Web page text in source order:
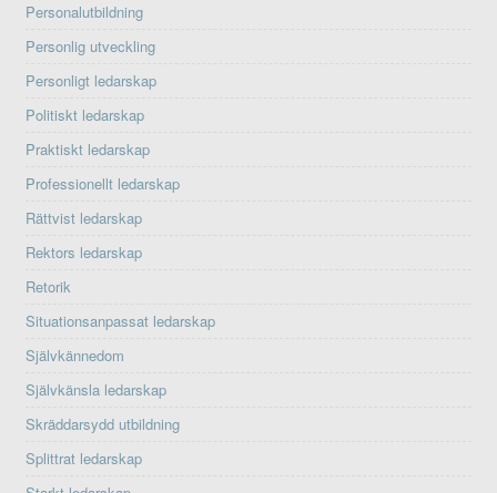
Personalutbildning
Personlig utveckling
Personligt ledarskap
Politiskt ledarskap
Praktiskt ledarskap
Professionellt ledarskap
Rättvist ledarskap
Rektors ledarskap
Retorik
Situationsanpassat ledarskap
Självkännedom
Självkänsla ledarskap
Skräddarsydd utbildning
Splittrat ledarskap